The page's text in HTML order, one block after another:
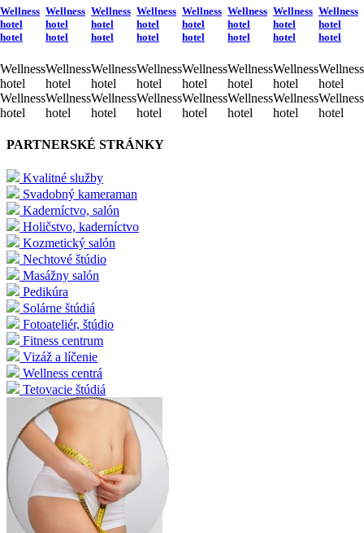
Wellness
hotel
hotel
Wellness
hotel
Wellness
hotel
Wellness
hotel
hotel
Wellness
hotel
Wellness
hotel
Wellness
hotel
hotel
Wellness
hotel
Wellness
hotel
Wellness
hotel
hotel
Wellness
hotel
Wellness
hotel
Wellness
hotel
hotel
Wellness
hotel
Wellness
hotel
Wellness
hotel
hotel
Wellness
hotel
Wellness
hotel
Wellness
hotel
hotel
Wellness
hotel
Wellness
hotel
Wellness
hotel
hotel
Wellness
hotel
Wellness
hotel
PARTNERSKÉ STRÁNKY
Kvalitné služby
Svadobný kameraman
Kaderníctvo, salón
Holičstvo, kaderníctvo
Kozmetický salón
Nechtové štúdio
Masážny salón
Pedikúra
Solárne štúdiá
Fotoateliér, štúdio
Fitness centrum
Vizáž a líčenie
Wellness centrá
Tetovacie štúdiá